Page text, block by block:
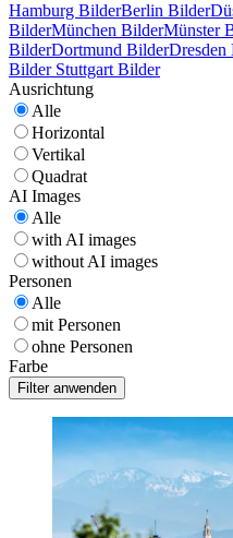
Hamburg BilderBerlin Bilder
BilderMünchen BilderMünster
BilderDortmund BilderDresden
Bilder Stuttgart Bilder
Ausrichtung
Alle
Horizontal
Vertikal
Quadrat
AI Images
Alle
with AI images
without AI images
Personen
Alle
mit Personen
ohne Personen
Farbe